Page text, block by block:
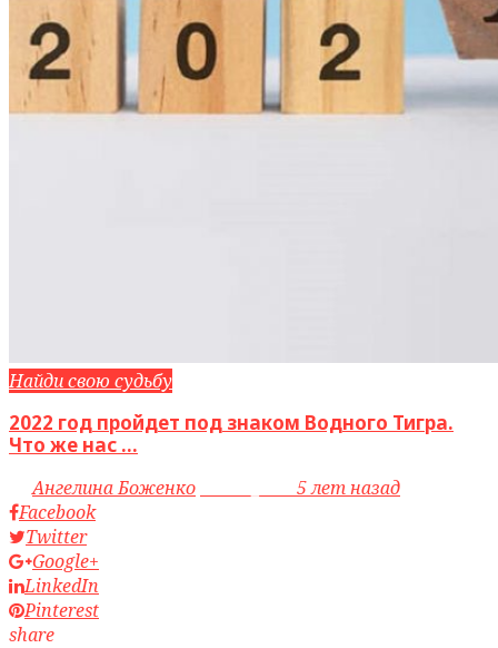
Найди свою судьбу
2022 год пройдет под знаком Водного Тигра.
Что же нас ...
byАнгелина Боженко
5 лет назад
Facebook
Twitter
Google+
LinkedIn
Pinterest
share